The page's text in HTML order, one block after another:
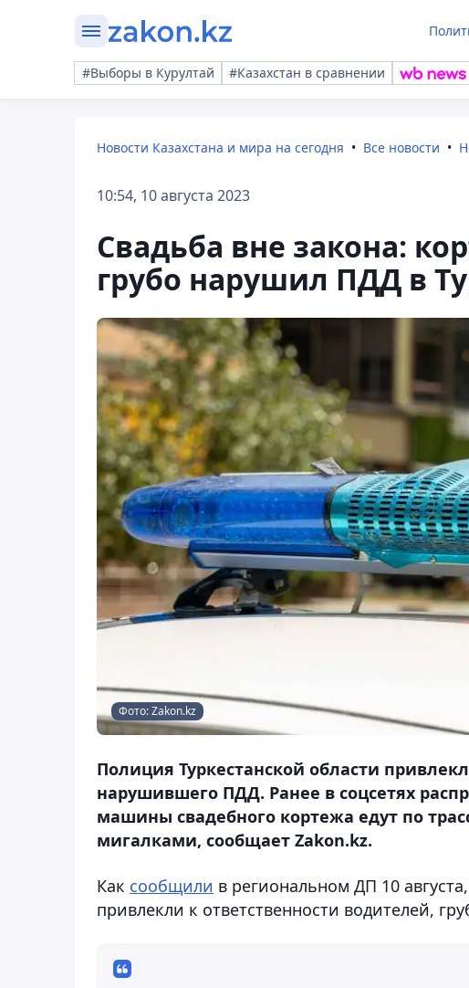
#Выборы в Курултай #Казахстан в сравнении
Новости Казахстана и мира на сегодня Все новости
10:54, 10 августа 2023
Свадьба вне закона:
грубо нарушил ПДД в
Фото: Zakon.kz
Полиция Туркестанской области
нарушившего ПДД. Ранее в соцсетях
машины свадебного кортежа едут по
мигалками, сообщает Zakon.kz.
Как сообщили в региональном ДП 10
привлекли к ответственности водителей,